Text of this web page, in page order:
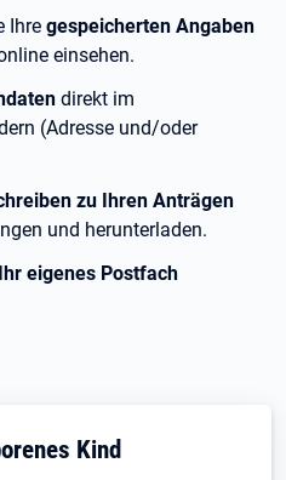
Ihre gespeicherten Angaben
einsehen.
direkt im
(Adresse und/oder
zu Ihren Anträgen
und herunterladen.
Ihr eigenes Postfach
Kind